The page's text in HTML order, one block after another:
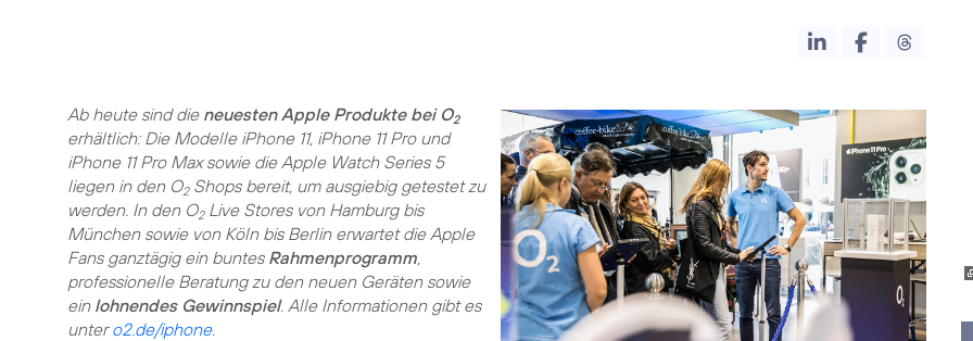
Ab heute sind die neuesten Apple Produkte bei O2
erhältlich: Die Modelle iPhone 11, iPhone 11 Pro und
iPhone 11 Pro Max sowie die Apple Watch Series 5
liegen in den O2Shops bereit, um ausgiebig getestet zu
werden. In den O2Live Stores von Hamburg bis
München sowie von Köln bis Berlin erwartet die Apple
Fans ganztägig ein buntes Rahmenprogramm,
professionelle Beratung zu den neuen Geräten sowie
ein lohnendes Gewinnspiel. Alle Informationen gibt es
untero2.de/iphone.